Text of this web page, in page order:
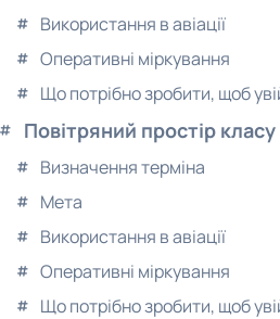
Використання в авіації
Оперативні міркування
Що потрібно зробити, щоб
Повітряний простір класу
Визначення терміна
Мета
Використання в авіації
Оперативні міркування
Що потрібно зробити, щоб